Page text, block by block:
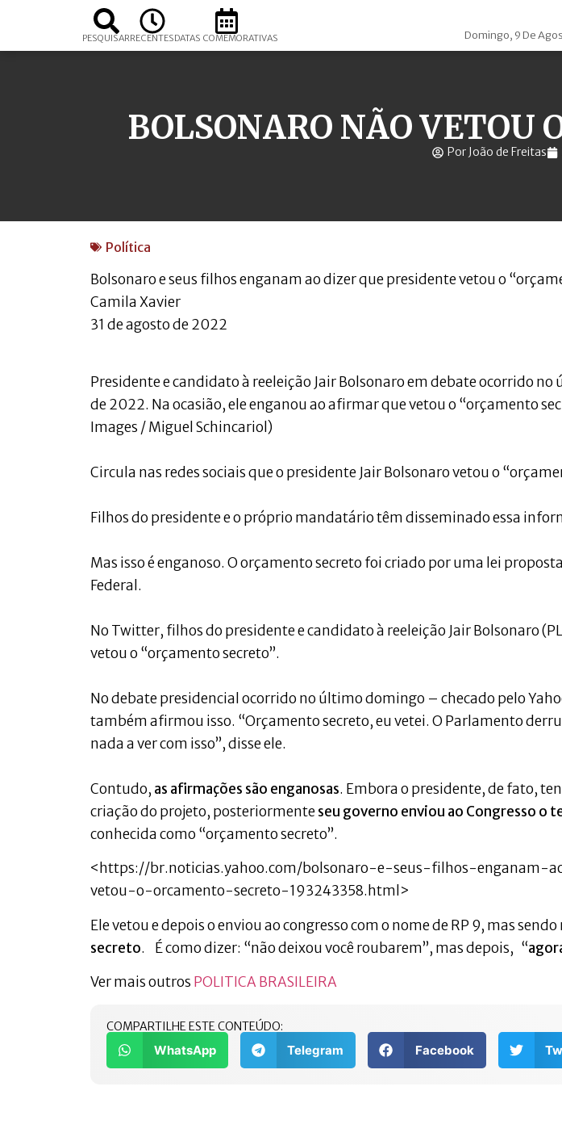
PESQUISARRECENTESDATAS COMEMORATIVAS Domingo, 9 De
BOLSONARO NÃO VETOU
Por João de Freitas
Política
Bolsonaro e seus filhos enganam ao dizer que presidente vetou o
Camila Xavier
31 de agosto de 2022
Presidente e candidato à reeleição Jair Bolsonaro em debate ocorrido
de 2022. Na ocasião, ele enganou ao afirmar que vetou o “orçamento
Images / Miguel Schincariol)
Circula nas redes sociais que o presidente Jair Bolsonaro vetou o
Filhos do presidente e o próprio mandatário têm disseminado essa
Mas isso é enganoso. O orçamento secreto foi criado por uma lei
Federal.
No Twitter, filhos do presidente e candidato à reeleição Jair Bolsonaro
vetou o “orçamento secreto”.
No debate presidencial ocorrido no último domingo – checado pelo
também afirmou isso. “Orçamento secreto, eu vetei. O Parlamento
nada a ver com isso”, disse ele.
Contudo, as afirmações são enganosas. Embora o presidente, de fato,
criação do projeto, posteriormenteseu governo enviou ao Congresso o
conhecida como “orçamento secreto”.
<https://br.noticias.yahoo.com/bolsonaro-e-seus-filhos-enganam-
vetou-o-orcamento-secreto-193243358.html>
Ele vetou e depois o enviou ao congresso com o nome de RP 9, mas
secreto. É como dizer: “não deixou você roubarem”, mas depois, “
Ver mais outros POLITICA BRASILEIRA
COMPARTILHE ESTE CONTEÚDO:
WhatsApp Telegram Facebook